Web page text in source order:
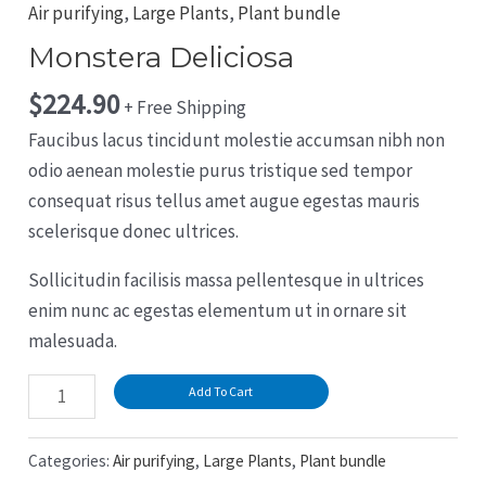
Air purifying, Large Plants, Plant bundle
Monstera Deliciosa
$224.90+ Free Shipping
Faucibus lacus tincidunt molestie accumsan nibh non
odio aenean molestie purus tristique sed tempor
consequat risus tellus amet augue egestas mauris
scelerisque donec ultrices.
Sollicitudin facilisis massa pellentesque in ultrices
enim nunc ac egestas elementum ut in ornare sit
malesuada.
Monstera
Deliciosa
quantity
Add To Cart
Categories:Air purifying, Large Plants, Plant bundle